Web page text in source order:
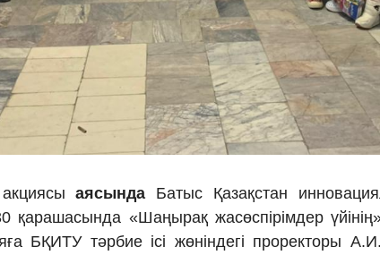
аясында Батыс Қазақстан
қарашасында «Шаңырақ жасөспірімдер
БҚИТУ тәрбие ісі жөніндегі проректоры